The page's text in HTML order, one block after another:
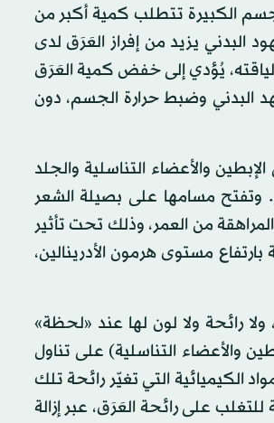
الكبيرة تتطلب كمية أكبر من
يزيد من إفراز العَرَق لدى
يُؤدي إلى خفض كمية العَرَق
البدني وضبط حرارة الجسم، دون
والأعضاء التناسلية والجلد
وتفتح مسامها على بصيلة الشعر
من العمر، وذلك تحت تأثير
مستوى هرمون الأدرينالين،
رائحة ولا لون لها عند «لحظة»
والأعضاء التناسلية) على تناول
الكيميائية التي تغيّر رائحة تلك
على رائحة العَرَق، عبر إزالة